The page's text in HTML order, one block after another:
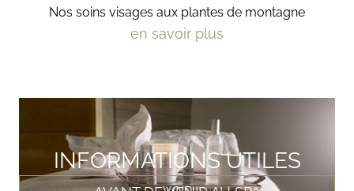
Nos soins visages aux plantes de montagne
en savoir plus
INFORMATIONS UTILES